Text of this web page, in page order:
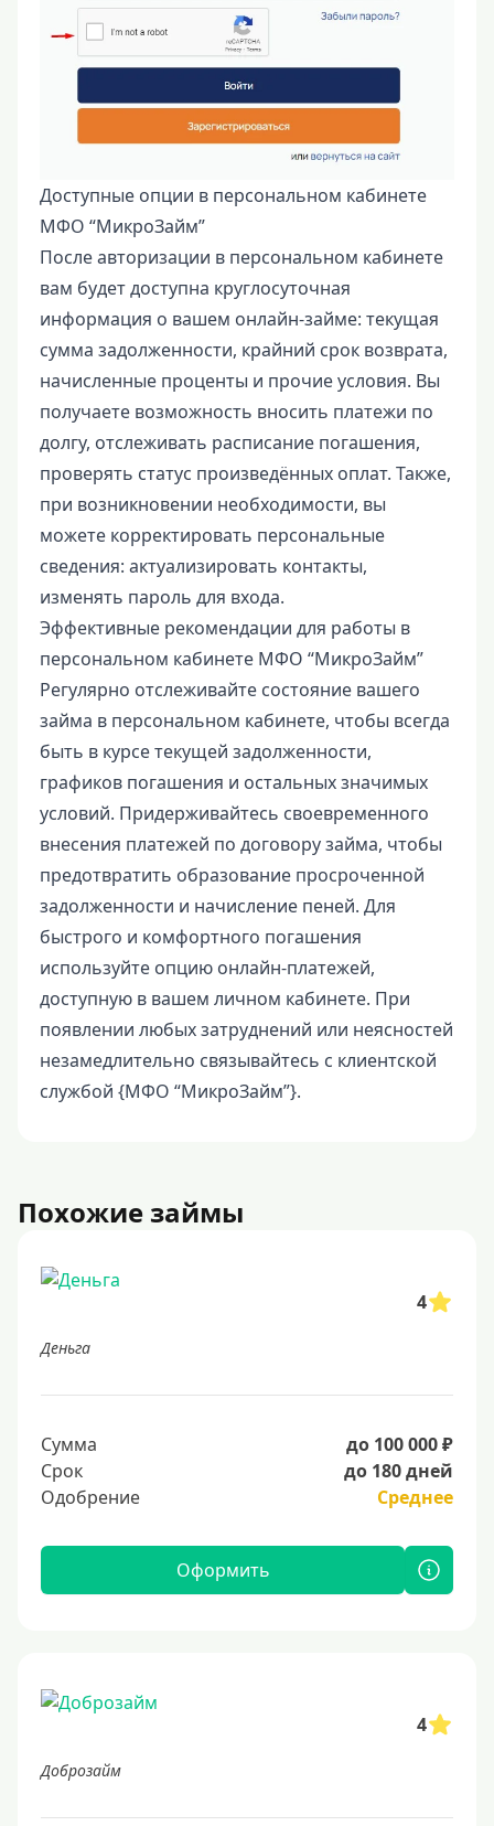
Доступные опции в персональном кабинете
МФО “МикроЗайм”
После авторизации в персональном кабинете
вам будет доступна круглосуточная
информация о вашем онлайн-займе: текущая
сумма задолженности, крайний срок возврата,
начисленные проценты и прочие условия. Вы
получаете возможность вносить платежи по
долгу, отслеживать расписание погашения,
проверять статус произведённых оплат. Также,
при возникновении необходимости, вы
можете корректировать персональные
сведения: актуализировать контакты,
изменять пароль для входа.
Эффективные рекомендации для работы в
персональном кабинете МФО “МикроЗайм”
Регулярно отслеживайте состояние вашего
займа в персональном кабинете, чтобы всегда
быть в курсе текущей задолженности,
графиков погашения и остальных значимых
условий. Придерживайтесь своевременного
внесения платежей по договору займа, чтобы
предотвратить образование просроченной
задолженности и начисление пеней. Для
быстрого и комфортного погашения
используйте опцию онлайн-платежей,
доступную в вашем личном кабинете. При
появлении любых затруднений или неясностей
незамедлительно связывайтесь с клиентской
службой {МФО “МикроЗайм”}.
Похожие займы
4
Деньга
Сумма
до 100 000 ₽
Срок
до 180 дней
Одобрение
Среднее
Оформить
4
Доброзайм